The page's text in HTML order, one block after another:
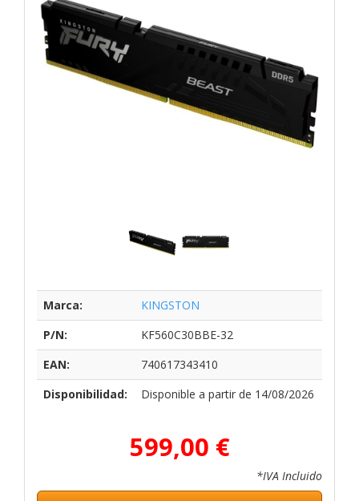
Marca:
KINGSTON
P/N:
KF560C30BBE-32
EAN:
740617343410
Disponibilidad:
Disponible a partir de 14/08/2026
599,00 €
*IVA Incluido